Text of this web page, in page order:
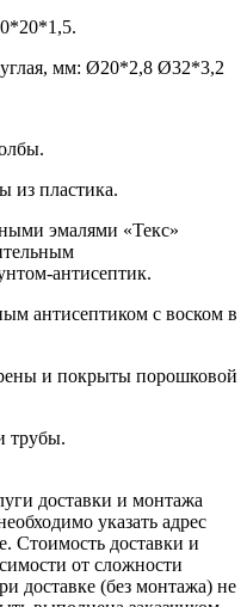
мм: Ø20*2,8 Ø32*3,2
из пластика.
эмалями «Текс»
антисептик.
антисептиком с воском в
и покрыты порошковой
трубы.
доставки и монтажа
указать адрес
Стоимость доставки и
от сложности
доставке (без монтажа) не